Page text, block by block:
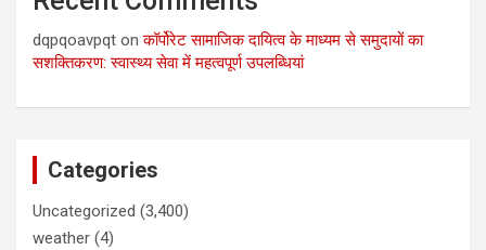
dqpqoavpqt onकॉर्पोरेट सामाजिक दायित्व के माध्यम से समुदायों का
सशक्तिकरण: स्वास्थ्य सेवा में महत्वपूर्ण उपलब्धियां
Categories
Uncategorized (3,400)
weather (4)